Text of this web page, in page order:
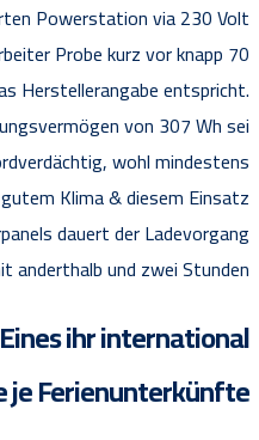
Powerstation via 230 Volt
Probe kurz vor knapp 70
Herstellerangabe entspricht.
von 307 Wh sei
wohl mindestens
Klima & diesem Einsatz
dauert der Ladevorgang
anderthalb und zwei Stunden.
ihr international
Ferienunterkünfte